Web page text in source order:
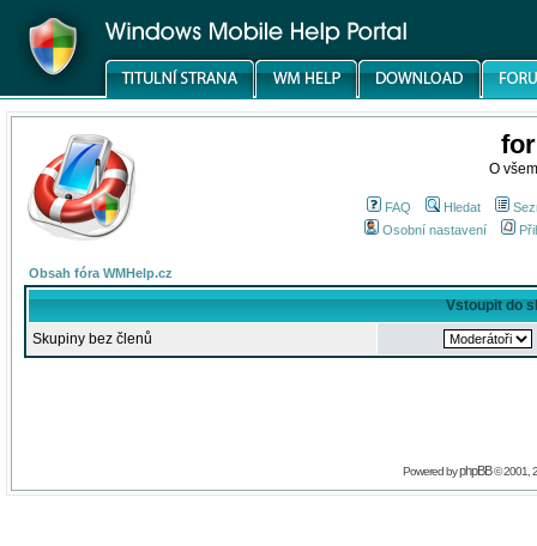
O
FAQ Hledat
Osobní nastavení
Obsah fóra WMHelp.cz
Vstoupit do
Skupiny bez členů
Powered byphpBB© 2001,